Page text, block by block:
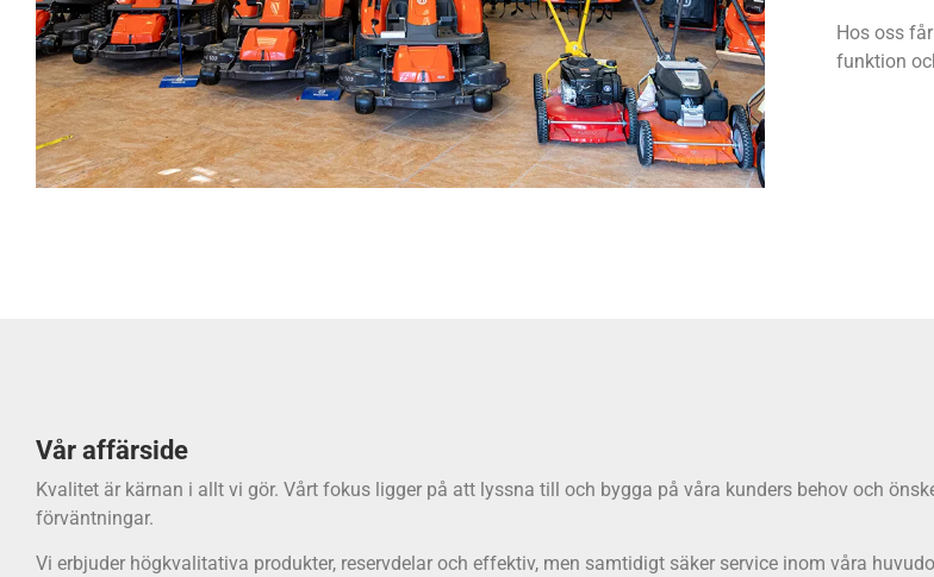
Hos oss
funktion
Vår affärside
Kvalitet är kärnan i allt vi gör. Vårt fokus ligger på att lyssna till och bygga på våra kunders behov och
förväntningar.
Vi erbjuder högkvalitativa produkter, reservdelar och effektiv, men samtidigt säker service inom våra